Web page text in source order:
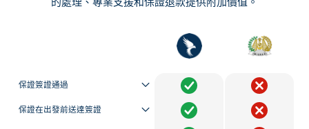
的處理、專業支援和保證退款提供附加價值。
保證簽證通過
保證在出發前送達簽證